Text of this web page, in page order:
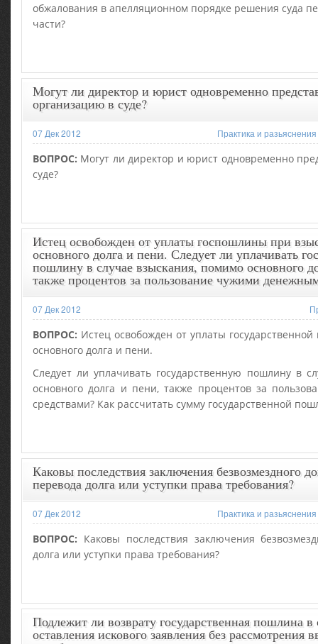
обжалования в апелляционном порядке решения суда
части?
Могут ли директор и юрист одновременно
организацию в суде?
07 Дек 2012 Практика и
ВОПРОС: Могут ли директор и юрист одновременно
суде?
Истец освобожден от уплаты госпошлины при
основного долга и пени. Следует ли уплачивать
пошлину в случае взыскания, помимо основного
также процентов за пользование чужими
07 Дек 2012
ВОПРОС: Истец освобожден от уплаты
основного долга и пени.
Следует ли уплачивать государственную пошлину в
основного долга и пени, также процентов за
средствами? Как рассчитать сумму государственной
Каковы последствия заключения безвозмездного
перевода долга или уступки права требования?
07 Дек 2012 Практика и
ВОПРОС: Каковы последствия заключения
долга или уступки права требования?
Подлежит ли возврату государственная пошлина в
оставления искового заявления без рассмотрения